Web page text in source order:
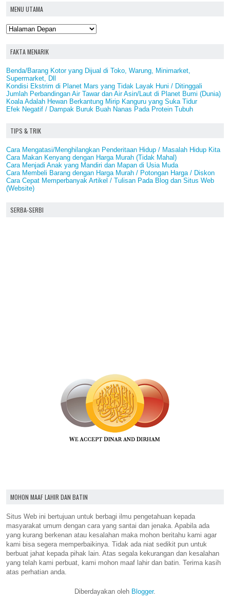
MENU UTAMA
FAKTA MENARIK
Benda/Barang Kotor yang Dijual di Toko, Warung, Minimarket,
Supermarket, Dll
Kondisi Ekstrim di Planet Mars yang Tidak Layak Huni / Ditinggali
Jumlah Perbandingan Air Tawar dan Air Asin/Laut di Planet Bumi (Dunia)
Koala Adalah Hewan Berkantung Mirip Kanguru yang Suka Tidur
Efek Negatif / Dampak Buruk Buah Nanas Pada Protein Tubuh
TIPS & TRIK
Cara Mengatasi/Menghilangkan Penderitaan Hidup / Masalah Hidup Kita
Cara Makan Kenyang dengan Harga Murah (Tidak Mahal)
Cara Menjadi Anak yang Mandiri dan Mapan di Usia Muda
Cara Membeli Barang dengan Harga Murah / Potongan Harga / Diskon
Cara Cepat Memperbanyak Artikel / Tulisan Pada Blog dan Situs Web
(Website)
SERBA-SERBI
MOHON MAAF LAHIR DAN BATIN
Situs Web ini bertujuan untuk berbagi ilmu pengetahuan kepada
masyarakat umum dengan cara yang santai dan jenaka. Apabila ada
yang kurang berkenan atau kesalahan maka mohon beritahu kami agar
kami bisa segera memperbaikinya. Tidak ada niat sedikit pun untuk
berbuat jahat kepada pihak lain. Atas segala kekurangan dan kesalahan
yang telah kami perbuat, kami mohon maaf lahir dan batin. Terima kasih
atas perhatian anda.
Diberdayakan oleh Blogger.